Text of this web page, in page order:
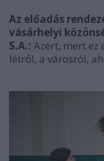
Az előadás
vásárhelyi
S.A.: Azért, mert ez
létről, a városról,